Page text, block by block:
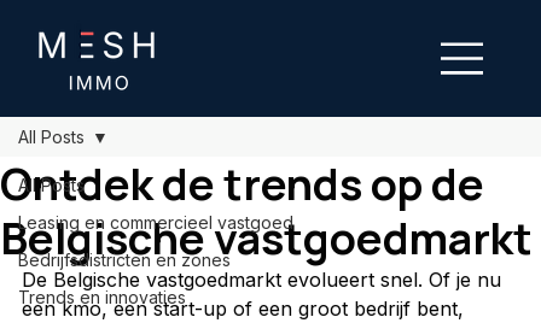
All Posts
Leasing en commercieel vastgoed
Bedrijfsdistricten en zones
Trends en innovaties
All Posts
Ontdek de trends op de
Belgische vastgoedmarkt
De Belgische vastgoedmarkt evolueert snel. Of je nu
een kmo, een start-up of een groot bedrijf bent,